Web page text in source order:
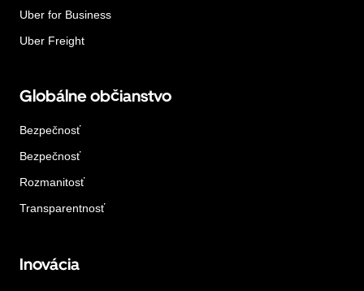
Uber for Business
Uber Freight
Globálne občianstvo
Bezpečnosť
Bezpečnosť
Rozmanitosť
Transparentnosť
Inovácia